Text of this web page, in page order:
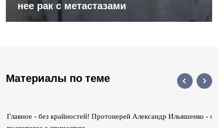
нее рак с метастазами
Материалы по теме
Главное - без крайностей! Протоиерей Александр Ильяшенко - о